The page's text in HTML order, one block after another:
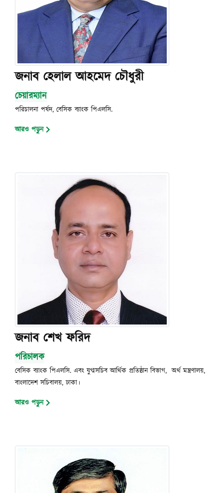
জনাব হেলাল আহমেদ চৌধুরী
চেয়ারম্যান
পরিচালনা পর্ষদ, বেসিক ব্যাংক পিএলসি.
আরও পড়ুন
জনাব শেখ ফরিদ
পরিচালক
বেসিক ব্যাংক পিএলসি. এবং যুগ্মসচিব আর্থিক প্রতিষ্ঠান বিভাগ, অর্থ মন্ত্রণালয়,
বাংলাদেশ সচিবালয়, ঢাকা।
আরও পড়ুন